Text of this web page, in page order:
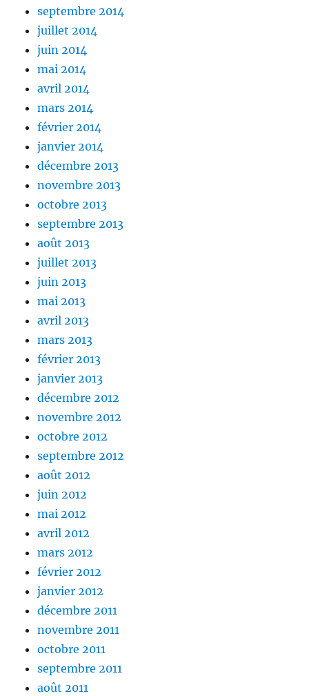
septembre 2014
juillet 2014
juin 2014
mai 2014
avril 2014
mars 2014
février 2014
janvier 2014
décembre 2013
novembre 2013
octobre 2013
septembre 2013
août 2013
juillet 2013
juin 2013
mai 2013
avril 2013
mars 2013
février 2013
janvier 2013
décembre 2012
novembre 2012
octobre 2012
septembre 2012
août 2012
juin 2012
mai 2012
avril 2012
mars 2012
février 2012
janvier 2012
décembre 2011
novembre 2011
octobre 2011
septembre 2011
août 2011